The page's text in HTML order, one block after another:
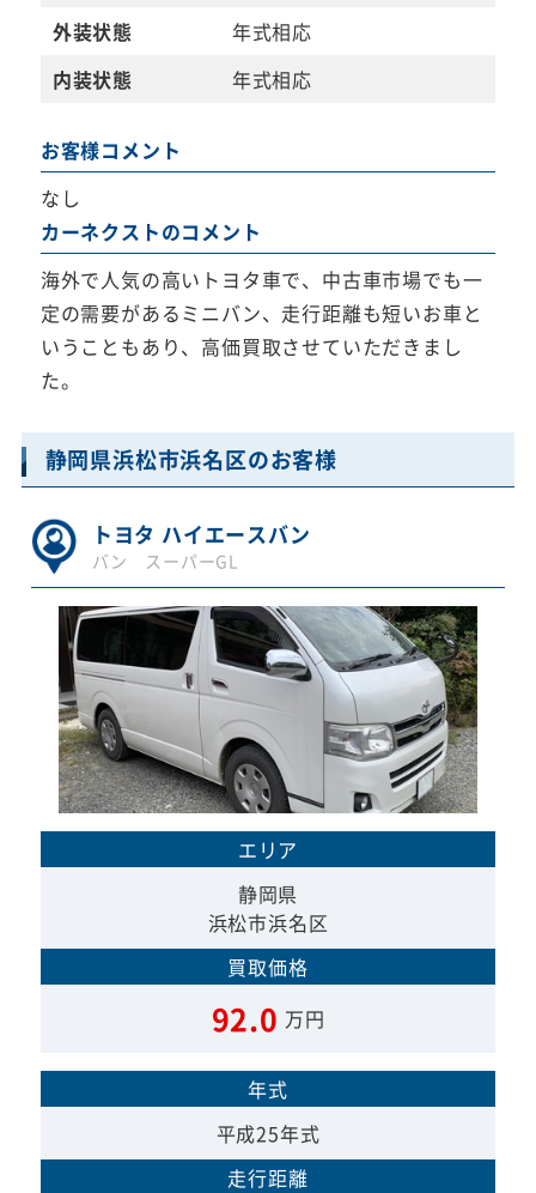
外装状態
年式相応
内装状態
年式相応
お客様コメント
なし
カーネクストのコメント
海外で人気の高いトヨタ車で、中古車市場でも一
定の需要があるミニバン、走行距離も短いお車と
いうこともあり、高価買取させていただきまし
た。
静岡県浜松市浜名区のお客様
トヨタ ハイエースバン
バン スーパーGL
エリア
静岡県
浜松市浜名区
買取価格
92.0 万円
年式
平成25年式
走行距離